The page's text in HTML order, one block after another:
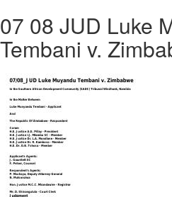
07 08 JUD Luke
Tembani v.